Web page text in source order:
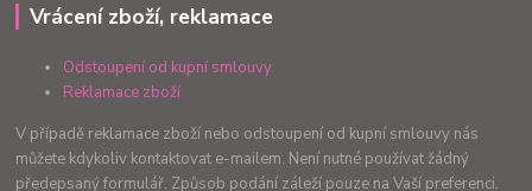
Vrácení zboží, reklamace
Odstoupení od kupní smlouvy
Reklamace zboží
V případě reklamace zboží nebo odstoupení od kupní smlouvy nás
můžete kdykoliv kontaktovat e-mailem. Není nutné používat žádný
předepsaný formulář. Způsob podání záleží pouze na Vaší preferenci.